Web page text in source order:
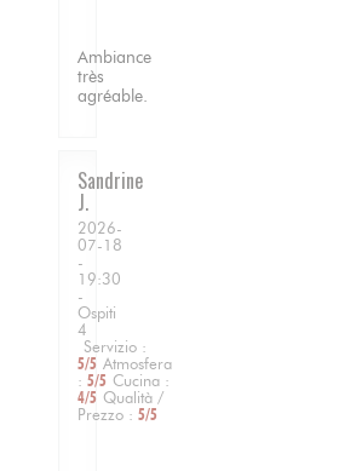
Ambiance
très
agréable.
Sandrine
J
2026-
07-18
-
19:30
-
Ospiti
4
Servizio :
5/5 Atmosfera
: 5/5 Cucina :
4/5 Qualità /
Prezzo : 5/5